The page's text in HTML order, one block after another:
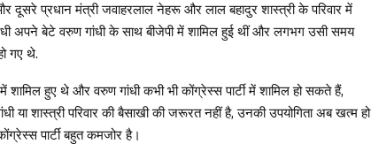
प्रधान मंत्री जवाहरलाल नेहरू और लाल बहादुर शास्त्री के परिवार में
अपने बेटे वरुण गांधी के साथ बीजेपी में शामिल हुई थीं और लगभग उसी समय
गए थे.
शामिल हुए थे और वरुण गांधी कभी भी कोंग्रेस्स पार्टी में शामिल हो सकते हैं,
शास्त्री परिवार की बैसाखी की जरूरत नहीं है, उनकी उपयोगिता अब खत्म हो
पार्टी बहुत कमजोर है।